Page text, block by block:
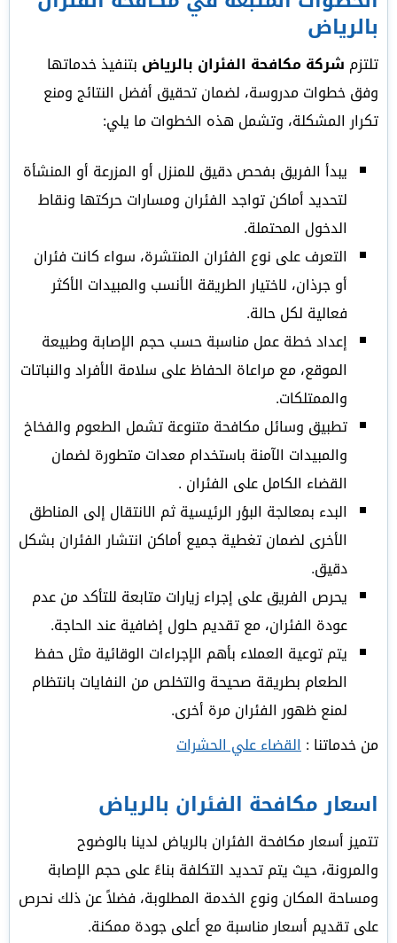
بالرياض
تلتزم شركة مكافحة الفئران بالرياض بتنفيذ خدماتها
وفق خطوات مدروسة، لضمان تحقيق أفضل النتائج ومنع
تكرار المشكلة، وتشمل هذه الخطوات ما يلي:
يبدأ الفريق بفحص دقيق للمنزل أو المزرعة أو المنشأة
لتحديد أماكن تواجد الفئران ومسارات حركتها ونقاط
الدخول المحتملة.
التعرف على نوع الفئران المنتشرة، سواء كانت فئران
أو جرذان، لاختيار الطريقة الأنسب والمبيدات الأكثر
فعالية لكل حالة.
إعداد خطة عمل مناسبة حسب حجم الإصابة وطبيعة
الموقع، مع مراعاة الحفاظ على سلامة الأفراد والنباتات
والممتلكات.
تطبيق وسائل مكافحة متنوعة تشمل الطعوم والفخاخ
والمبيدات الآمنة باستخدام معدات متطورة لضمان
القضاء الكامل على الفئران .
البدء بمعالجة البؤر الرئيسية ثم الانتقال إلى المناطق
الأخرى لضمان تغطية جميع أماكن انتشار الفئران بشكل
دقيق.
يحرص الفريق على إجراء زيارات متابعة للتأكد من عدم
عودة الفئران، مع تقديم حلول إضافية عند الحاجة.
يتم توعية العملاء بأهم الإجراءات الوقائية مثل حفظ
الطعام بطريقة صحيحة والتخلص من النفايات بانتظام
لمنع ظهور الفئران مرة أخرى.
من خدماتنا :القضاء علي الحشرات
اسعار مكافحة الفئران بالرياض
تتميز أسعار مكافحة الفئران بالرياض لدينا بالوضوح
والمرونة، حيث يتم تحديد التكلفة بناءً على حجم الإصابة
ومساحة المكان ونوع الخدمة المطلوبة، فضلاً عن ذلك نحرص
على تقديم أسعار مناسبة مع أعلى جودة ممكنة.